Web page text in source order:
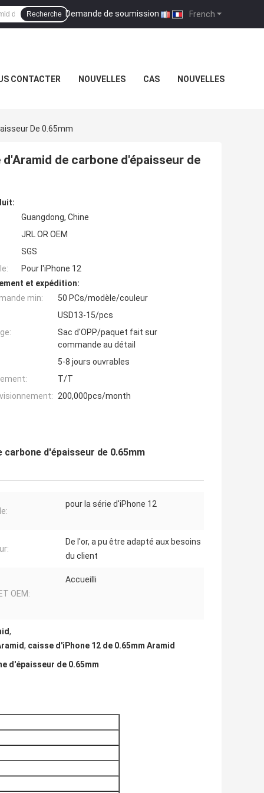
French
Demande de soumission |
Recherche
CONTACTER NOUVELLES CAS NOUVELLES
De 0.65mm
de carbone d'épaisseur de
Guangdong, Chine
JRL OR OEM
SGS
Pour l'iPhone 12
et expédition:
min:
50 PCs/modèle/couleur
USD13-15/pcs
Sac d'OPP/paquet fait sur
commande au détail
5-8 jours ouvrables
T/T
200,000pcs/month
d'épaisseur de 0.65mm
pour la série d'iPhone 12
De l'or, a pu être adapté aux besoins
du client
OEM:
Accueilli
,
, caisse d'iPhone 12 de 0.65mm Aramid
d'épaisseur de 0.65mm